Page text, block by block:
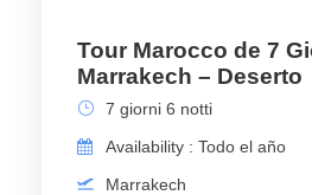
Tour Marocco de 7
Marrakech – Deserto
7 giorni 6 notti
Availability : Todo el año
Marrakech